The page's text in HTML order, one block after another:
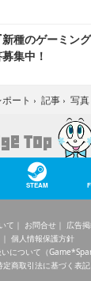
新種のゲーミン
集中！
ート › 記事 › 写
STEAM
て お問合せ 広告
個人情報保護方針
について（
定商取引法に基づく表記